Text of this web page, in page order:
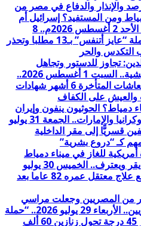
والإنذار والدفاع في مصر من
دمياط ومن المستفيد؟ إسرائيل أم
إيران؟ وأين الأوكتاجون؟.. الأحد 2 أغسطس 2026م.. 8
منظمات حقوقية تختتم حملة “عايز أتنفس” بـ13 مطلبا وتحذر
والحر
تجاوز للدستور وتجاهل
للأزمات الاقتصادية والمعيشية.. السبت 1 أغسطس 2026..
أوضاع قاسية لأصحاب المعاشات المتأخرة 6 أشهر شهادات
والعيش على الكفاف
الحوثيون ينفون وإيران
تتهم اسرائيل وبروز اسم أوكرانيا والإمارات.. الجمعة 31 يوليو
قسريًّا إلى مقر الداخلية
كـ “دروع بشرية”
للغاز في ميناء دمياط
والنظام المصري ينفي ثم يقر ويعترف.. الخميس 30 يوليو
2026.. إدارة سجن بدر تمنع علاج معتقل عمره 82 عاما بعد
من المصريين وجعلت مراسي
للإماراتيين ومآسي للمصريين.. الأربعاء 29 يوليو 2026.. “حملة
عايز أتنفس” حرارة تتجاوز 45 درجة تحول زنازين 60 ألف